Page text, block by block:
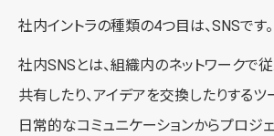
社内イントラの種類の4つ目は、SNSです。
社内SNSとは、組織内のネットワークで
共有したり、アイデアを交換したりするツ
日常的なコミュニケーションからプロジ